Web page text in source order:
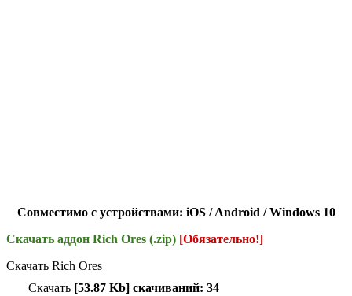
Совместимо с устройствами: iOS / Android / Windows 10
Скачать аддон Rich Ores (.zip) [Обязательно!]
Скачать Rich Ores
Скачать [53.87 Kb] скачиваний: 34